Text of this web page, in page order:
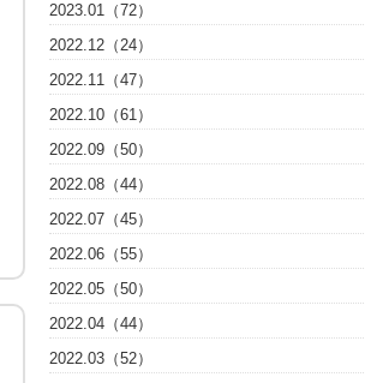
2023.01（72）
2022.12（24）
2022.11（47）
2022.10（61）
2022.09（50）
2022.08（44）
2022.07（45）
2022.06（55）
2022.05（50）
2022.04（44）
2022.03（52）